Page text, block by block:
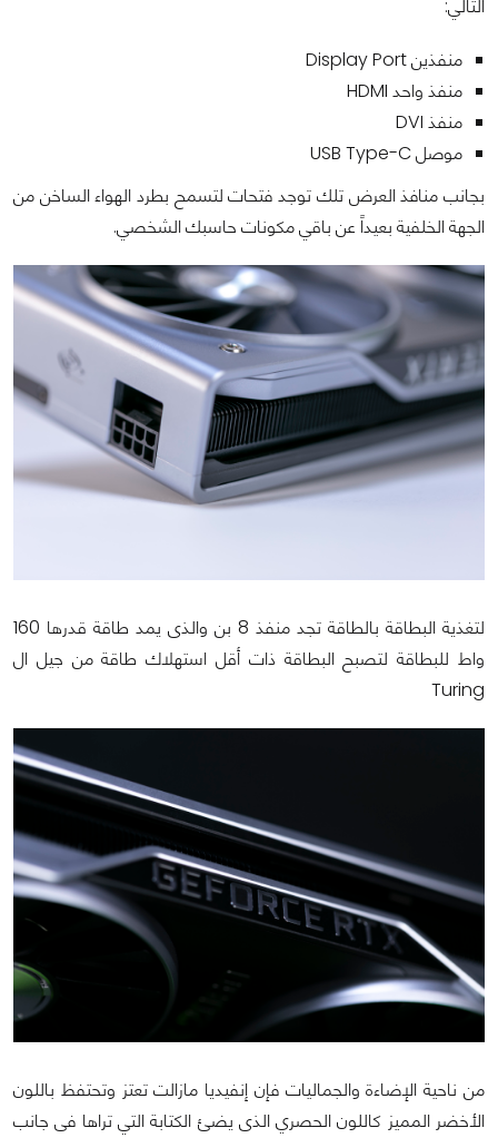
التالي:
منفذين Display Port
منفذ واحد HDMI
منفذ DVI
موصل USB Type-C
بجانب منافذ العرض تلك توجد فتحات لتسمح بطرد الهواء الساخن من
الجهة الخلفية بعيداً عن باقي مكونات حاسبك الشخصي.
لتغذية البطاقة بالطاقة تجد منفذ 8 بن والذى يمد طاقة قدرها 160
واط للبطاقة لتصبح البطاقة ذات أقل استهلاك طاقة من جيل ال
Turing
من ناحية الإضاءة والجماليات فإن إنفيديا مازالت تعتز وتحتفظ باللون
الأخضر المميز كاللون الحصري الذى يضئ الكتابة التي تراها فى جانب